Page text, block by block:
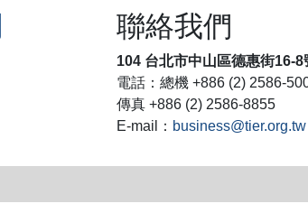
聯絡我們
104 台北市中山區德惠街16-8
電話：總機 +886 (2) 2586-
傳真 +886 (2) 2586-8855
E-mail： business@tier.org.tw